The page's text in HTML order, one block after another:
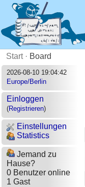
Start· Board
2026-08-10 19:04:42
Europe/Berlin
Einloggen
(Registrieren)
Einstellungen
Statistics
Jemand zu
Hause?
0 Benutzer online
1 Gast